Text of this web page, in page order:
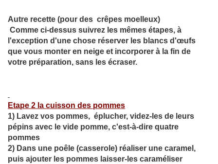
Autre recette (pour des crêpes moelleux)
Comme ci-dessus suivrez les mêmes étapes, à
l'exception d'une chose réserver les blancs d'œufs
que vous monter en neige et incorporer à la fin de
votre préparation, sans les écraser.
Etape 2 la cuisson des pommes
1) Lavez vos pommes, éplucher, videz-les de leurs
pépins avec le vide pomme, c'est-à-dire quatre
pommes
2) Dans une poêle (casserole) réaliser une caramel,
puis ajouter les pommes laisser-les caraméliser